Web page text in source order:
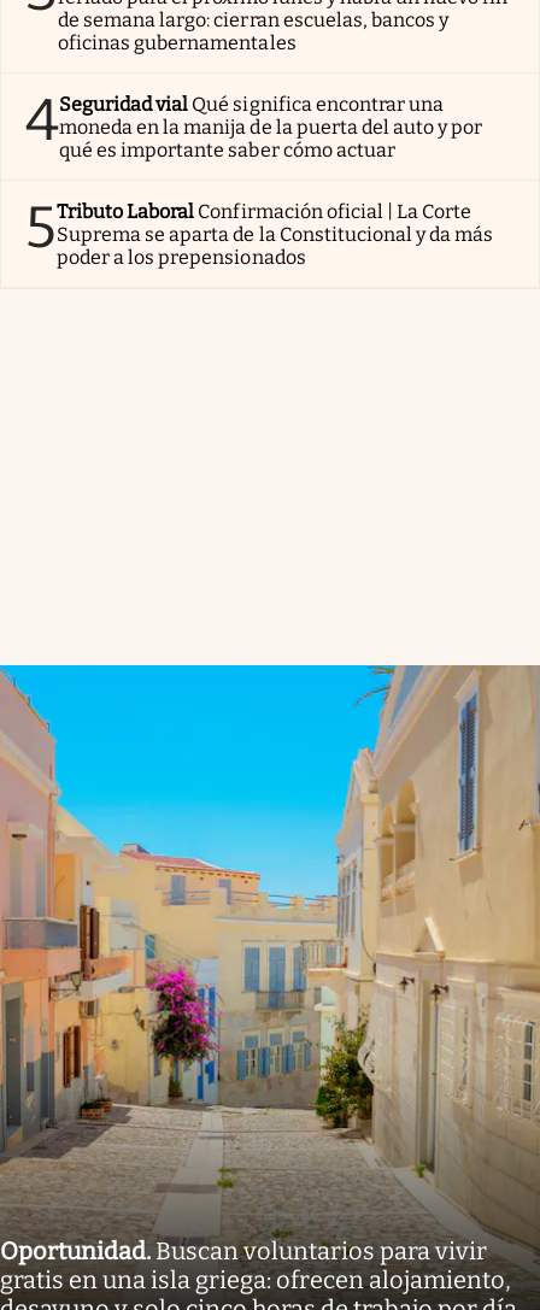
de semana largo: cierran escuelas, bancos y
oficinas gubernamentales
4Seguridad vial Qué significa encontrar una
moneda en la manija de la puerta del auto y por
qué es importante saber cómo actuar
5Tributo Laboral Confirmación oficial | La Corte
Suprema se aparta de la Constitucional y da más
poder a los prepensionados
Oportunidad.Buscan voluntarios para vivir
gratis en una isla griega: ofrecen alojamiento,